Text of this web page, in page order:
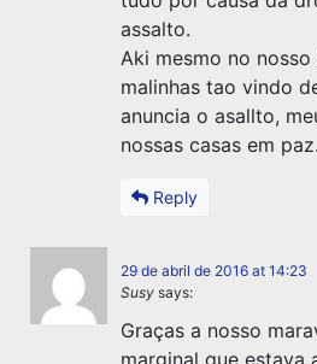
assalto.
Aki mesmo no
malinhas tao vindo
anuncia o asallto,
nossas casas em paz.
Reply
29 de abril de 2016 at 14:23
Susy says:
Graças a nosso
marginal que estava